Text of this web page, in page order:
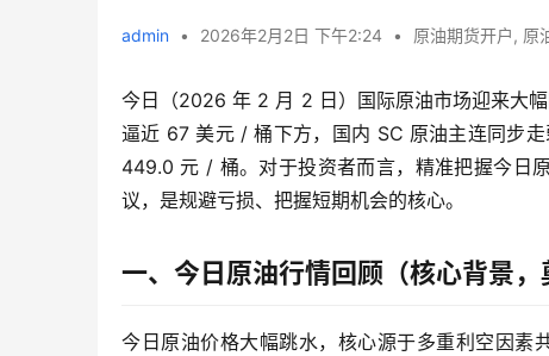
admin • 2026年2月2日 下午2:24 • 原油期货开户, 原
今日（2026 年 2 月 2 日）国际原油市场迎来大
逼近 67 美元 / 桶下方，国内 SC 原油主连同步
449.0 元 / 桶。对于投资者而言，精准把握今日
议，是规避亏损、把握短期机会的核心。
一、今日原油行情回顾（核心背景，
今日原油价格大幅跳水，核心源于多重利空因素